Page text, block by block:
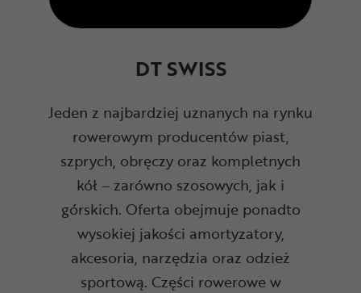
DT SWISS
Jeden z najbardziej uznanych na rynku
rowerowym producentów piast,
szprych, obręczy oraz kompletnych
kół – zarówno szosowych, jak i
górskich. Oferta obejmuje ponadto
wysokiej jakości amortyzatory,
akcesoria, narzędzia oraz odzież
sportową. Części rowerowe w